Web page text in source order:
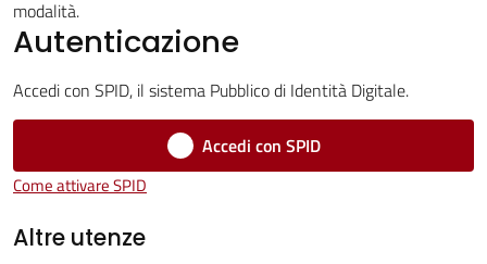
Novità
Castel
Guelfo
modalità.
Autenticazione
Accedi con SPID, il sistema Pubblico di Identità Digitale.
Accedi con SPID
Come attivare SPID
Altre utenze